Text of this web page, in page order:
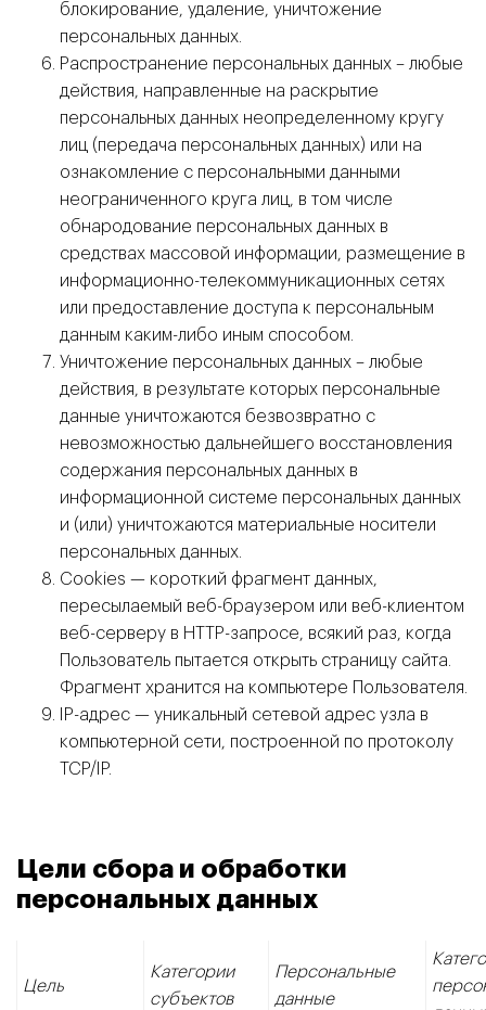
блокирование, удаление, уничтожение
персональных данных.
Распространение персональных данных – любые
действия, направленные на раскрытие
персональных данных неопределенному кругу
лиц (передача персональных данных) или на
ознакомление с персональными данными
неограниченного круга лиц, в том числе
обнародование персональных данных в
средствах массовой информации, размещение в
информационно-телекоммуникационных сетях
или предоставление доступа к персональным
данным каким-либо иным способом.
Уничтожение персональных данных – любые
действия, в результате которых персональные
данные уничтожаются безвозвратно с
невозможностью дальнейшего восстановления
содержания персональных данных в
информационной системе персональных данных
и (или) уничтожаются материальные носители
персональных данных.
Cookies — короткий фрагмент данных,
пересылаемый веб-браузером или веб-клиентом
веб-серверу в HTTP-запросе, всякий раз, когда
Пользователь пытается открыть страницу сайта.
Фрагмент хранится на компьютере Пользователя.
IP-адрес — уникальный сетевой адрес узла в
компьютерной сети, построенной по протоколу
TCP/IP.
Цели сбора и обработки
персональных данных
Цель
Категории
субъектов
Персональные
данные